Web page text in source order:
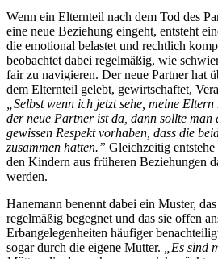
Wenn ein Elternteil nach dem Tod des
eine neue Beziehung eingeht, entsteht
die emotional belastet und rechtlich
beobachtet dabei regelmäßig, wie
fair zu navigieren. Der neue Partner hat
dem Elternteil gelebt, gewirtschaftet,
„Selbst wenn ich jetzt sehe, meine
der neue Partner ist da, dann sollte man
gewissen Respekt vorhaben, dass die
zusammen hatten.” Gleichzeitig
den Kindern aus früheren Beziehungen
werden.
Hanemann benennt dabei ein Muster,
regelmäßig begegnet und das sie offen
Erbangelegenheiten häufiger
sogar durch die eigene Mutter. „Es sind